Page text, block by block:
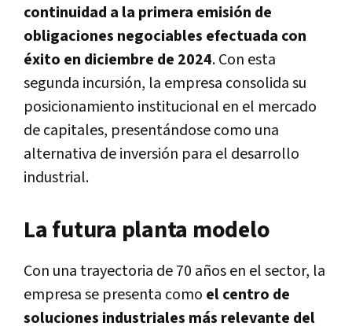
continuidad a la primera emisión de
obligaciones negociables efectuada con
éxito en diciembre de 2024. Con esta
segunda incursión, la empresa consolida su
posicionamiento institucional en el mercado
de capitales, presentándose como una
alternativa de inversión para el desarrollo
industrial.
La futura planta modelo
Con una trayectoria de 70 años en el sector, la
empresa se presenta como el centro de
soluciones industriales más relevante del